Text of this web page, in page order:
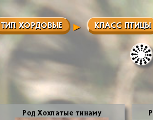
ТИП ХОРДОВЫЕ КЛАСС ПТИЦЫ
Род Хох­ла­тые ти­на­му